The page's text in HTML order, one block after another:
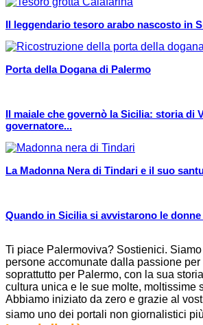
Il leggendario tesoro arabo nascosto in
Porta della Dogana di Palermo
Il maiale che governò la Sicilia: storia di
governatore...
La Madonna Nera di Tindari e il suo
Quando in Sicilia si avvistarono le
Ti piace Palermoviva? Sostienici.
persone accomunate dalla passione
soprattutto per Palermo, con la sua
cultura unica e le sue molte, moltissime
Abbiamo iniziato da zero e grazie al
siamo uno dei portali non giornalistici